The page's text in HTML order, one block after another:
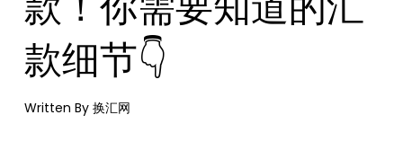
款细节👇
Written By 换汇网